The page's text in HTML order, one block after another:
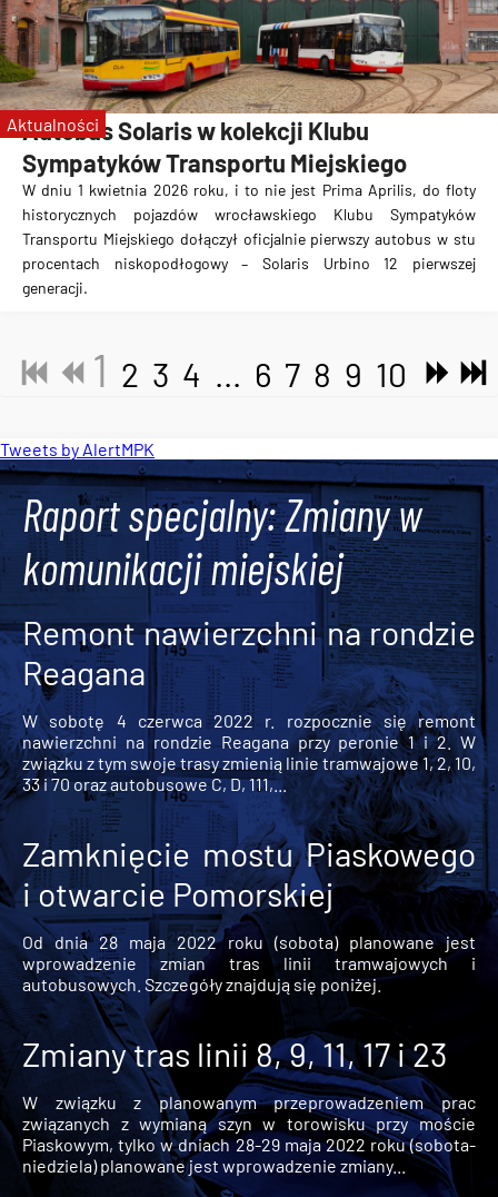
Autobus Solaris w kolekcji Klubu
Sympatyków Transportu Miejskiego
W dniu 1 kwietnia 2026 roku, i to nie jest Prima Aprilis, do floty
historycznych pojazdów wrocławskiego Klubu Sympatyków
Transportu Miejskiego dołączył oficjalnie pierwszy autobus w stu
procentach niskopodłogowy – Solaris Urbino 12 pierwszej
generacji.
Aktualności
1 2 3 4 ... 6 7 8 9 10
Tweets by AlertMPK
Raport specjalny: Zmiany w
komunikacji miejskiej
Remont nawierzchni na rondzie
Reagana
W sobotę 4 czerwca 2022 r. rozpocznie się remont
nawierzchni na rondzie Reagana przy peronie 1 i 2. W
związku z tym swoje trasy zmienią linie tramwajowe 1, 2, 10,
33 i 70 oraz autobusowe C, D, 111,...
Zamknięcie mostu Piaskowego
i otwarcie Pomorskiej
Od dnia 28 maja 2022 roku (sobota) planowane jest
wprowadzenie zmian tras linii tramwajowych i
autobusowych. Szczegóły znajdują się poniżej.
Zmiany tras linii 8, 9, 11, 17 i 23
W związku z planowanym przeprowadzeniem prac
związanych z wymianą szyn w torowisku przy moście
Piaskowym, tylko w dniach 28-29 maja 2022 roku (sobota-
niedziela) planowane jest wprowadzenie zmiany...